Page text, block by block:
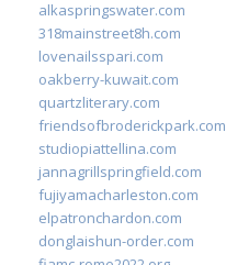
alkaspringswater.com
318mainstreet8h.com
lovenailsspari.com
oakberry-kuwait.com
quartzliterary.com
friendsofbroderickpark.com
studiopiattellina.com
jannagrillspringfield.com
fujiyamacharleston.com
elpatronchardon.com
donglaishun-order.com